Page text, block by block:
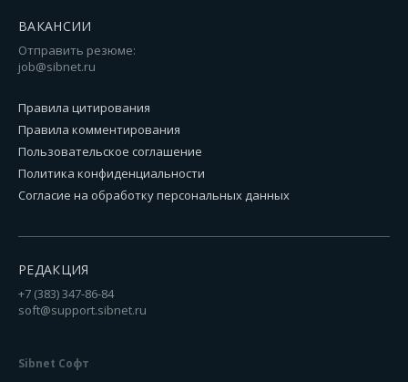
ВАКАНСИИ
Отправить резюме:
job@sibnet.ru
Правила цитирования
Правила комментирования
Пользовательское соглашение
Политика конфиденциальности
Согласие на обработку персональных данных
РЕДАКЦИЯ
+7 (383) 347-86-84
soft@support.sibnet.ru
Sibnet Софт